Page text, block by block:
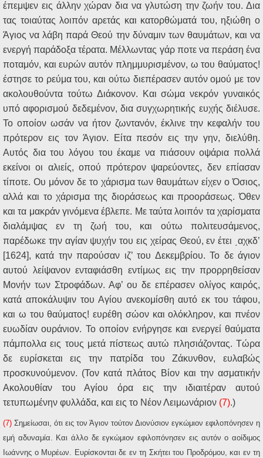
έπεμψεν εις άλλην χώραν δια να γλυτώση την ζωήν του. Δια
τας τοιαύτας λοιπόν αρετάς και κατορθώματά του, ηξιώθη ο
Άγιος να λάβη παρά Θεού την δύναμιν των θαυμάτων, και να
ενεργή παράδοξα τέρατα. Μέλλωντας γάρ ποτε να περάση ένα
ποταμόν, και ευρών αυτόν πλημμυρισμένον, ω του θαύματος!
έστησε το ρεύμα του, και ούτω διεπέρασεν αυτόν ομού με τον
ακολουθούντα τούτω Διάκονον. Και σώμα νεκρόν γυναικός
υπό αφορισμού δεδεμένον, δια συγχωρητικής ευχής διέλυσε.
Το οποίον ωσάν να ήτον ζωντανόν, έκλινε την κεφαλήν του
πρότερον εις τον Άγιον. Είτα πεσόν εις την γην, διελύθη.
Αυτός δια του λόγου του έκαμε να πιάσουν οψάρια πολλά
εκείνοι οι αλιείς, οπού πρότερον ψαρεύοντες, δεν επίασαν
τίποτε. Ου μόνον δε το χάρισμα των θαυμάτων είχεν ο Όσιος,
αλλά και το χάρισμα της διοράσεως και προοράσεως. Όθεν
και τα μακράν γινόμενα έβλεπε. Με ταύτα λοιπόν τα χαρίσματα
διαλάμψας εν τη ζωή του, και ούτω πολιτευσάμενος,
παρέδωκε την αγίαν ψυχήν του εις χείρας Θεού, εν έτει ͵αχκδ’
[1624], κατά την παρούσαν ιζ’ του Δεκεμβρίου. Το δε άγιον
αυτού λείψανον ενταφιάσθη εντίμως εις την προρρηθείσαν
Μονήν των Στροφάδων. Αφ’ ου δε επέρασεν ολίγος καιρός,
κατά αποκάλυψιν του Αγίου ανεκομίσθη αυτό εκ του τάφου,
και ω του θαύματος! ευρέθη σώον και ολόκληρον, και πνέον
ευωδίαν ουράνιον. Το οποίον ενήργησε και ενεργεί θαύματα
πάμπολλα εις τους μετά πίστεως αυτώ πλησιάζοντας. Τώρα
δε ευρίσκεται εις την πατρίδα του Ζάκυνθον, ευλαβώς
προσκυνούμενον. (Τον κατά πλάτος Βίον και την ασματικήν
Ακολουθίαν του Αγίου όρα εις την ιδιαιτέραν αυτού
τετυπωμένην φυλλάδα, και εις το Νέον Λειμωνάριον (7).)
(7) Σημείωσαι, ότι εις τον Άγιον τούτον Διονύσιον εγκώμιον εφιλοπόνησεν η
εμή αδυναμία. Και άλλο δε εγκώμιον εφιλοπόνησεν εις αυτόν ο αοίδιμος
Ιωάννης ο Μυρέων. Ευρίσκονται δε εν τη Σκήτει του Προδρόμου, και εν τη